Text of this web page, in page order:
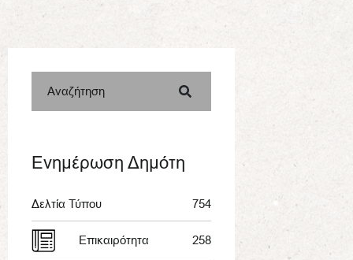
Αναζήτηση
Ενημέρωση Δημότη
Δελτία Τύπου 754
Επικαιρότητα 258